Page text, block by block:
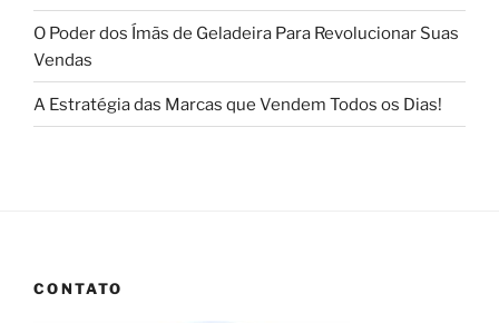
O Poder dos Ímãs de Geladeira Para Revolucionar Suas
Vendas
A Estratégia das Marcas que Vendem Todos os Dias!
CONTATO